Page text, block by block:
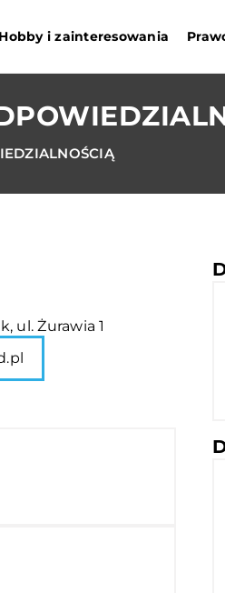
Hobby i zainteresowania
ul. Żurawia 1